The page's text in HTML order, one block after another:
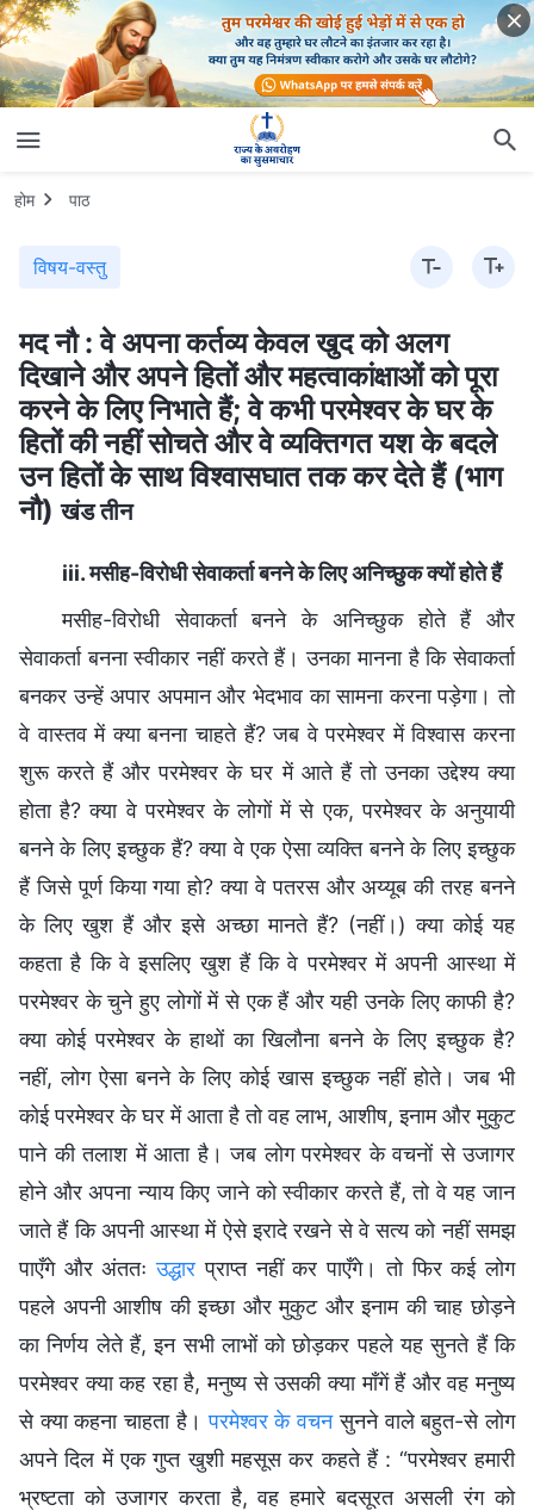
होम पाठ
विषय-वस्तु
मद नौ : वे अपना कर्तव्य केवल खुद को अलग
दिखाने और अपने हितों और महत्वाकांक्षाओं को पूरा
करने के लिए निभाते हैं; वे कभी परमेश्वर के घर के
हितों की नहीं सोचते और वे व्यक्तिगत यश के बदले
उन हितों के साथ विश्वासघात तक कर देते हैं (भाग
नौ)खंड तीन
iii. मसीह-विरोधी सेवाकर्ता बनने के लिए अनिच्छुक क्यों होते हैं
मसीह-विरोधी सेवाकर्ता बनने के अनिच्छुक होते हैं और
सेवाकर्ता बनना स्वीकार नहीं करते हैं। उनका मानना है कि सेवाकर्ता
बनकर उन्हें अपार अपमान और भेदभाव का सामना करना पड़ेगा। तो
वे वास्तव में क्या बनना चाहते हैं? जब वे परमेश्वर में विश्वास करना
शुरू करते हैं और परमेश्वर के घर में आते हैं तो उनका उद्देश्य क्या
होता है? क्या वे परमेश्वर के लोगों में से एक, परमेश्वर के अनुयायी
बनने के लिए इच्छुक हैं? क्या वे एक ऐसा व्यक्ति बनने के लिए इच्छुक
हैं जिसे पूर्ण किया गया हो? क्या वे पतरस और अय्यूब की तरह बनने
के लिए खुश हैं और इसे अच्छा मानते हैं? (नहीं।) क्या कोई यह
कहता है कि वे इसलिए खुश हैं कि वे परमेश्वर में अपनी आस्था में
परमेश्वर के चुने हुए लोगों में से एक हैं और यही उनके लिए काफी है?
क्या कोई परमेश्वर के हाथों का खिलौना बनने के लिए इच्छुक है?
नहीं, लोग ऐसा बनने के लिए कोई खास इच्छुक नहीं होते। जब भी
कोई परमेश्वर के घर में आता है तो वह लाभ, आशीष, इनाम और मुकुट
पाने की तलाश में आता है। जब लोग परमेश्वर के वचनों से उजागर
होने और अपना न्याय किए जाने को स्वीकार करते हैं, तो वे यह जान
जाते हैं कि अपनी आस्था में ऐसे इरादे रखने से वे सत्य को नहीं समझ
पाएँगे और अंततःउद्धार प्राप्त नहीं कर पाएँगे। तो फिर कई लोग
पहले अपनी आशीष की इच्छा और मुकुट और इनाम की चाह छोड़ने
का निर्णय लेते हैं, इन सभी लाभों को छोड़कर पहले यह सुनते हैं कि
परमेश्वर क्या कह रहा है, मनुष्य से उसकी क्या माँगें हैं और वह मनुष्य
से क्या कहना चाहता है।परमेश्वर के वचनसुनने वाले बहुत-से लोग
अपने दिल में एक गुप्त खुशी महसूस कर कहते हैं : “परमेश्वर हमारी
भ्रष्टता को उजागर करता है, वह हमारे बदसूरत असली रंग को